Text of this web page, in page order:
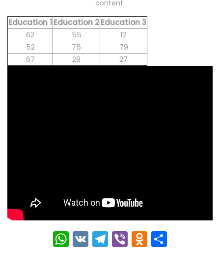
content.
Education 1Education 2Education 3
62
55
12
52
75
79
67
28 27
W
h
V
K
T
el
Vi
b
O
d